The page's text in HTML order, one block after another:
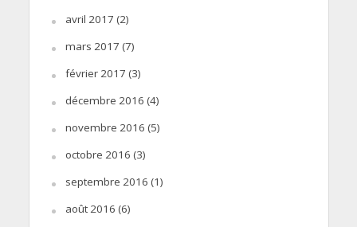
avril 2017 (2)
mars 2017 (7)
février 2017 (3)
décembre 2016 (4)
novembre 2016 (5)
octobre 2016 (3)
septembre 2016 (1)
août 2016 (6)